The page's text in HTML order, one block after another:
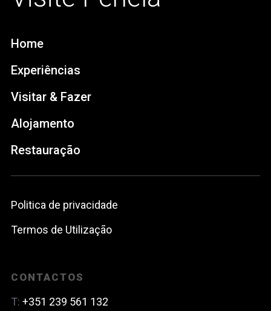
Home
Experiências
Visitar & Fazer
Alojamento
Restauração
Politica de privacidade
Termos de Utilização
CONTACTOS
T: +351 239 561 132